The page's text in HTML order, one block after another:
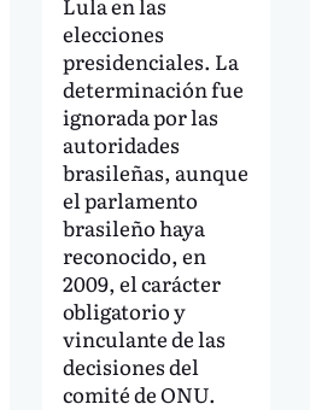
elecciones
presidenciales. La
determinación fue
ignorada por las
autoridades
brasileñas, aunque
el parlamento
brasileño haya
reconocido, en
2009, el carácter
obligatorio y
vinculante de las
decisiones del
comité de ONU.